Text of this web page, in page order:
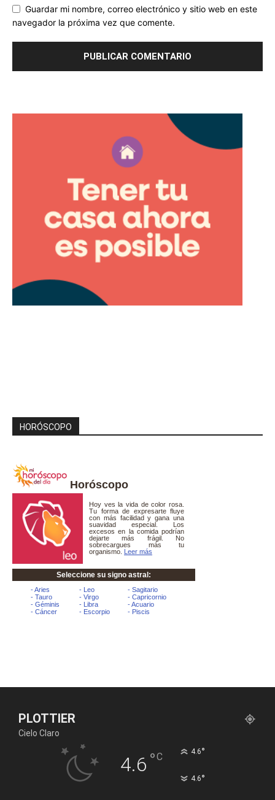
Guardar mi nombre, correo electrónico y sitio web en este
navegador la próxima vez que comente.
HORÓSCOPO
Horóscopo
PLOTTIER
Cielo Claro
4.6 °C 4.6°
4.6°